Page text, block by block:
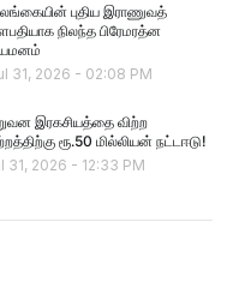
புதிய இராணுவத்
நிலந்த பிரேமரத்ன
31, 2026 - 02:08 PM
இரகசியத்தை விற்ற
ரூ.50 மில்லியன் நட்டஈடு!
31, 2026 - 12:33 PM